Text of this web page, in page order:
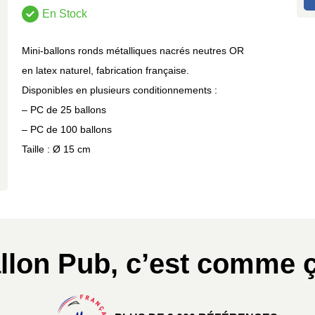
En Stock
Mini-ballons ronds métalliques nacrés neutres OR
en latex naturel, fabrication française.
Disponibles en plusieurs conditionnements :
– PC de 25 ballons
– PC de 100 ballons
Taille : Ø 15 cm
Pub, c’est comme